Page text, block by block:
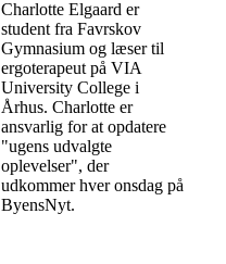
Charlotte Elgaard er
student fra Favrskov
Gymnasium og læser til
ergoterapeut på VIA
University College i
Århus. Charlotte er
ansvarlig for at opdatere
"ugens udvalgte
oplevelser", der
udkommer hver onsdag på
ByensNyt.